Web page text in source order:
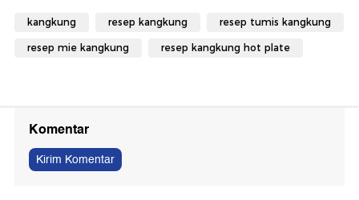
kangkung resep kangkung resep tumis kangkung
resep mie kangkung resep kangkung hot plate
Komentar
Kirim Komentar